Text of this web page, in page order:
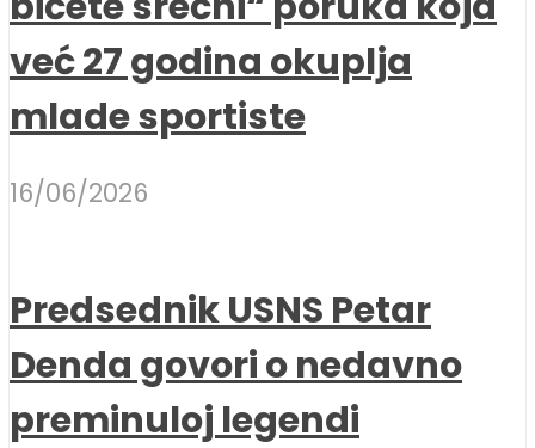
već 27 godina okuplja
mlade sportiste
16/06/2026
Predsednik USNS Petar
Denda govori o nedavno
preminuloj legendi